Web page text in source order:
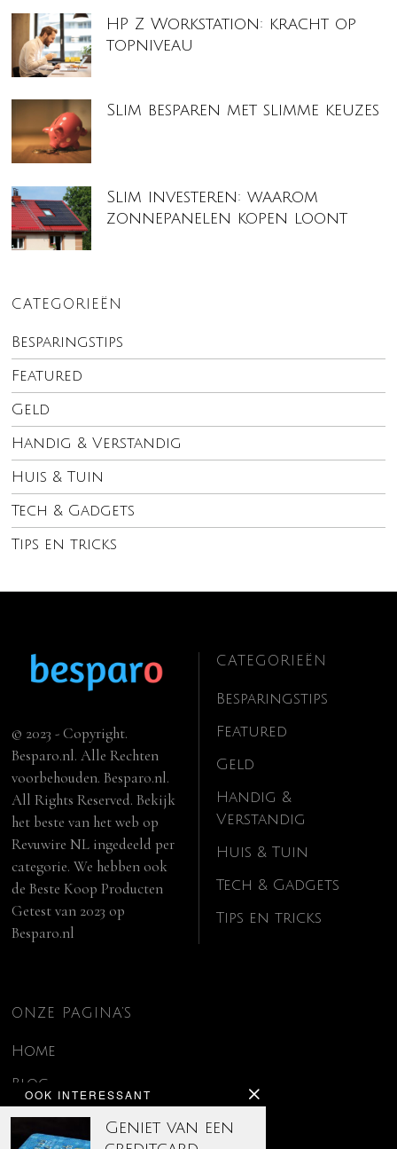
HP Z Workstation: kracht op
topniveau
Slim besparen met slimme keuzes
Slim investeren: waarom
zonnepanelen kopen loont
CATEGORIEËN
Besparingstips
Featured
Geld
Handig & Verstandig
Huis & Tuin
Tech & Gadgets
Tips en tricks
OOK INTERESSANT
Geniet van een
© 2023 - Copyright.
Besparo.nl. Alle Rechten
voorbehouden. Besparo.nl.
All Rights Reserved. Bekijk
het beste van het web op
Revuwire NL ingedeeld per
categorie. We hebben ook
deBeste Koop Producten
Getest van 2023 op
Besparo.nl
CATEGORIEËN
Besparingstips
Featured
Geld
Handig &
Verstandig
Huis & Tuin
Tech & Gadgets
Tips en tricks
ONZE PAGINA’S
Home
Blog
Contact